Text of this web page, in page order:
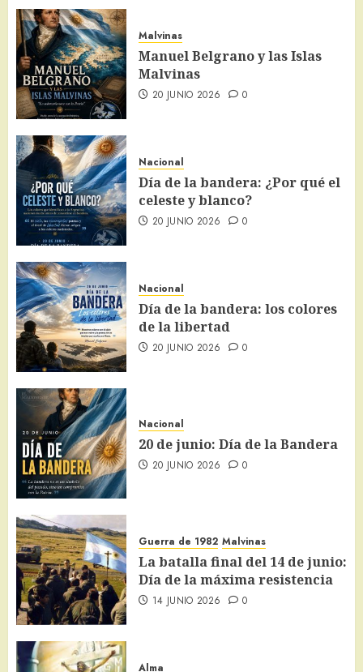
Malvinas
Manuel Belgrano y las Islas
Malvinas
20 JUNIO 2026 0
Nacional
Día de la bandera: ¿Por qué el
celeste y blanco?
20 JUNIO 2026 0
Nacional
Día de la bandera: los colores
de la libertad
20 JUNIO 2026 0
Nacional
20 de junio: Día de la Bandera
20 JUNIO 2026 0
Guerra de 1982 Malvinas
La batalla final del 14 de junio:
Día de la máxima resistencia
14 JUNIO 2026 0
Alma